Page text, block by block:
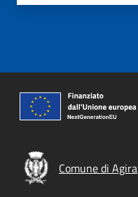
Comune di Agira